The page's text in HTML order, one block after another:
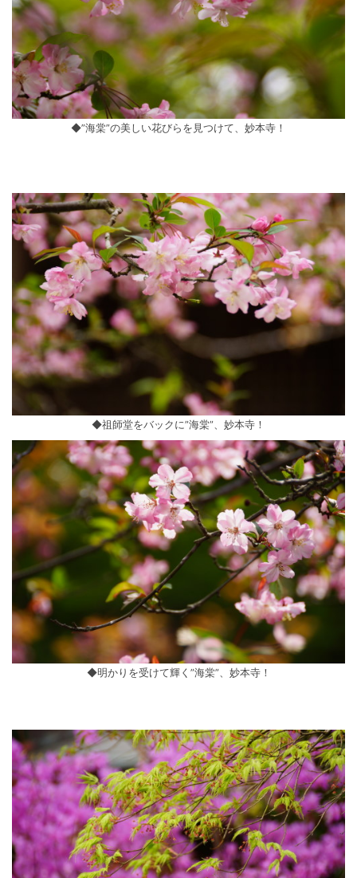
◆”海棠”の美しい花びらを見つけて、妙本寺！
◆祖師堂をバックに”海棠”、妙本寺！
◆明かりを受けて輝く”海棠”、妙本寺！